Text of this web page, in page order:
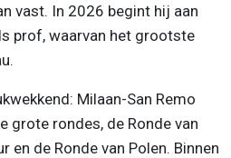
vast. In 2026 begint hij aan
prof, waarvan het grootste
Milaan-San Remo
grote rondes, de Ronde van
en de Ronde van Polen. Binnen